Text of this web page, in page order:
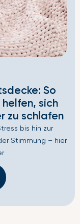
So
helfen, sich
zu schlafen
bis hin zur
Stimmung – hier